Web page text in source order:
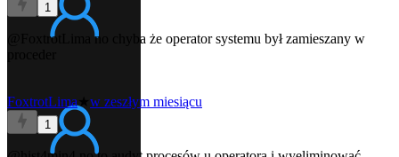
1
@FoxtrotLima
no chyba że operator systemu był zamieszany w
FoxtrotLima★ w zeszłym miesiącu
1